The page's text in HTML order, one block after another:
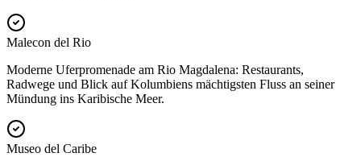
Malecon del Rio
Moderne Uferpromenade am Rio Magdalena: Restaurants,
Radwege und Blick auf Kolumbiens mächtigsten Fluss an seiner
Mündung ins Karibische Meer.
Museo del Caribe